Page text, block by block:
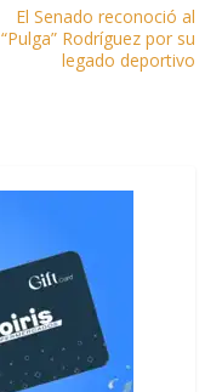
El Senado reconoció al
“Pulga” Rodríguez por su
legado deportivo